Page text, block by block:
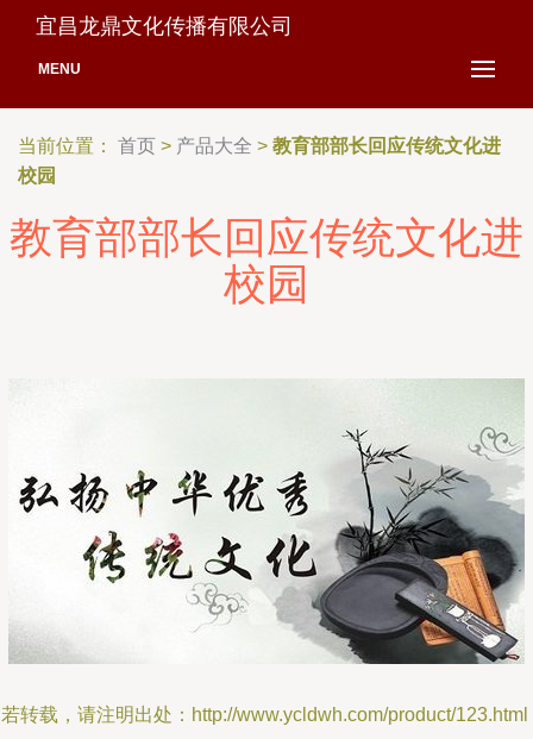
宜昌龙鼎文化传播有限公司
MENU
当前位置： 首页 > 产品大全 > 教育部部长回应传统文化进
校园
教育部部长回应传统文化进
校园
转载，请注明出处：http://www.ycldwh.com/product/123.html